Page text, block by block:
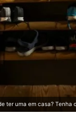
ter uma em casa?